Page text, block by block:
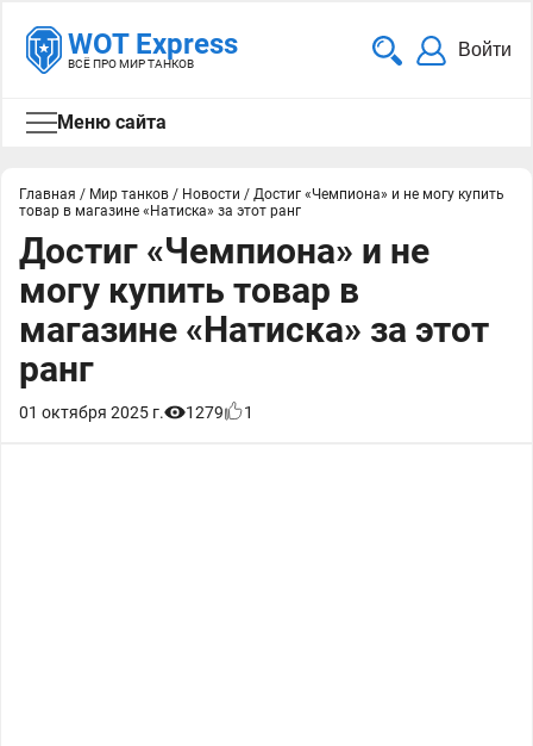
WOT Express
ВСЁ ПРО МИР ТАНКОВ
Войти
Меню сайта
Главная / Мир танков / Новости / Достиг «Чемпиона» и не могу купить
товар в магазине «Натиска» за этот ранг
Достиг «Чемпиона» и не
могу купить товар в
магазине «Натиска» за этот
ранг
01 октября 2025 г. 1279 1